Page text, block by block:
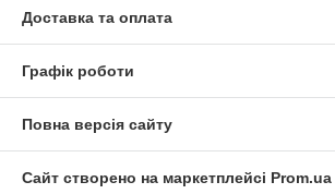
Доставка та оплата
Графік роботи
Повна версія сайту
Сайт створено на маркетплейсі Prom.ua